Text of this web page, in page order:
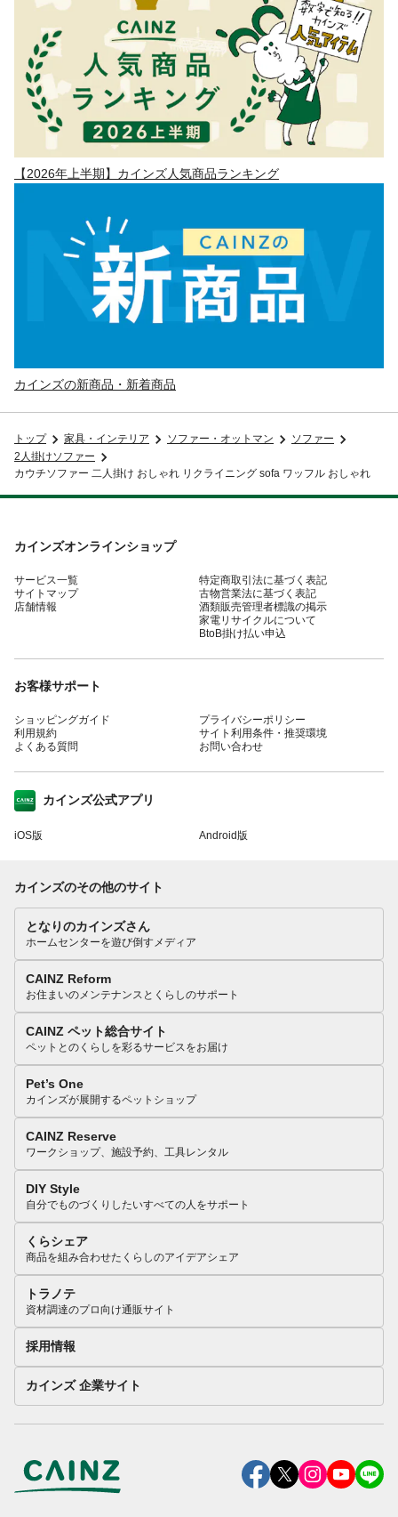
【2026年上半期】カインズ人気商品ランキング
カインズの新商品・新着商品
トップ 家具・インテリア ソファー・オットマン
ソファー
2人掛けソファー
カウチソファー 二人掛け おしゃれ リクライニング sofa ワッフル おしゃれ
カインズオンラインショップ
サービス一覧
サイトマップ
店舗情報
特定商取引法に基づく表記
古物営業法に基づく表記
酒類販売管理者標識の掲示
家電リサイクルについて
BtoB掛け払い申込
お客様サポート
ショッピングガイド
利用規約
よくある質問
プライバシーポリシー
サイト利用条件・推奨環境
お問い合わせ
カインズ公式アプリ
iOS版 Android版
カインズのその他のサイト
となりのカインズさん
ホームセンターを遊び倒すメディア
CAINZ Reform
お住まいのメンテナンスとくらしのサポート
CAINZ ペット総合サイト
ペットとのくらしを彩るサービスをお届け
Pet’s One
カインズが展開するペットショップ
CAINZ Reserve
ワークショップ、施設予約、工具レンタル
DIY Style
自分でものづくりしたいすべての人をサポート
くらシェア
商品を組み合わせたくらしのアイデアシェア
トラノテ
資材調達のプロ向け通販サイト
採用情報
カインズ 企業サイト